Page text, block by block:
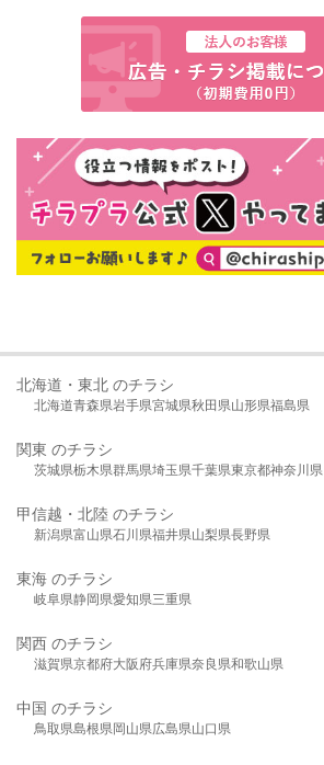
北海道・東北 のチラシ
北海道青森県岩手県宮城県秋田県山形県福島県
関東 のチラシ
茨城県栃木県群馬県埼玉県千葉県東京都神奈川県
甲信越・北陸 のチラシ
新潟県富山県石川県福井県山梨県長野県
東海 のチラシ
岐阜県静岡県愛知県三重県
関西 のチラシ
滋賀県京都府大阪府兵庫県奈良県和歌山県
中国 のチラシ
鳥取県島根県岡山県広島県山口県